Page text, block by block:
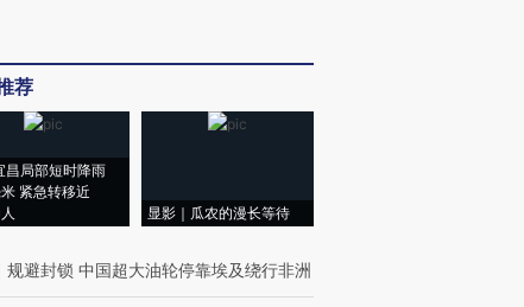
荐
昌局部短时降雨
紧急转移近
显影｜瓜农的漫长等待
规避封锁 中国超大油轮停靠埃及绕行非洲